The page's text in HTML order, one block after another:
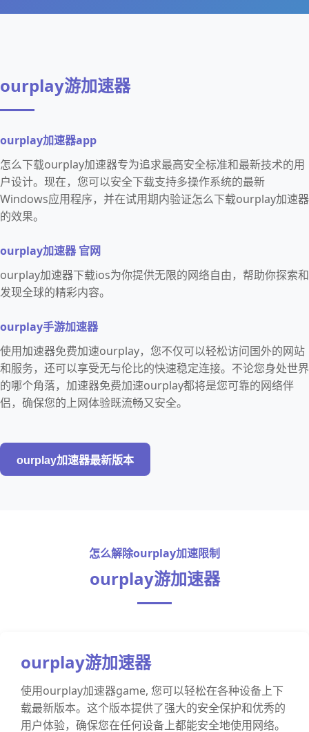
ourplay游加速器
ourplay加速器app
怎么下载ourplay加速器专为追求最高安全标准和最新技术的用
户设计。现在，您可以安全下载支持多操作系统的最新
Windows应用程序，并在试用期内验证怎么下载ourplay加速器
的效果。
ourplay加速器 官网
ourplay加速器下载ios为你提供无限的网络自由，帮助你探索和
发现全球的精彩内容。
ourplay手游加速器
使用加速器免费加速ourplay，您不仅可以轻松访问国外的网站
和服务，还可以享受无与伦比的快速稳定连接。不论您身处世界
的哪个角落，加速器免费加速ourplay都将是您可靠的网络伴
侣，确保您的上网体验既流畅又安全。
ourplay加速器最新版本
怎么解除ourplay加速限制
ourplay游加速器
ourplay游加速器
使用ourplay加速器game, 您可以轻松在各种设备上下
载最新版本。这个版本提供了强大的安全保护和优秀的
用户体验，确保您在任何设备上都能安全地使用网络。